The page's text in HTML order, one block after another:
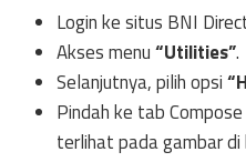
Login ke situs BNI
Akses menu“Utilities”.
Selanjutnya, pilih opsi
Pindah ke tab
terlihat pada gambar di